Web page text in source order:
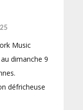
Music
dimanche 9
défricheuse